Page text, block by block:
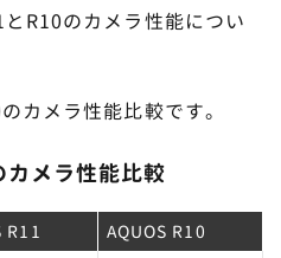
R10のカメラ性能につい
カメラ性能比較です。
メラ性能比較
R11
AQUOS R10